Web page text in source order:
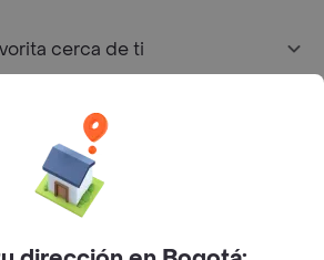
cerca de ti